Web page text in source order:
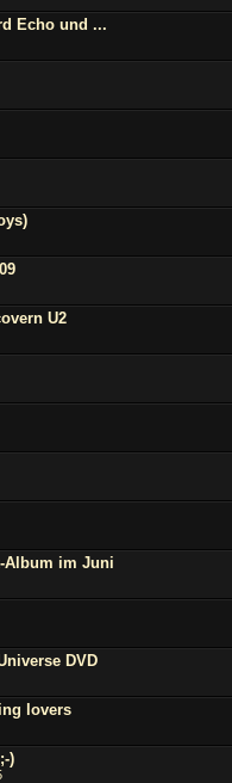
Echo und ...
U2
Album im Juni
DVD
lovers
)